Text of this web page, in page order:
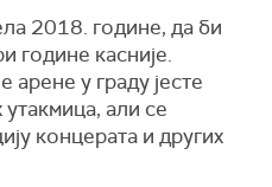
2018. године, да би
године касније.
арене у граду јесте
али се
концерата и других